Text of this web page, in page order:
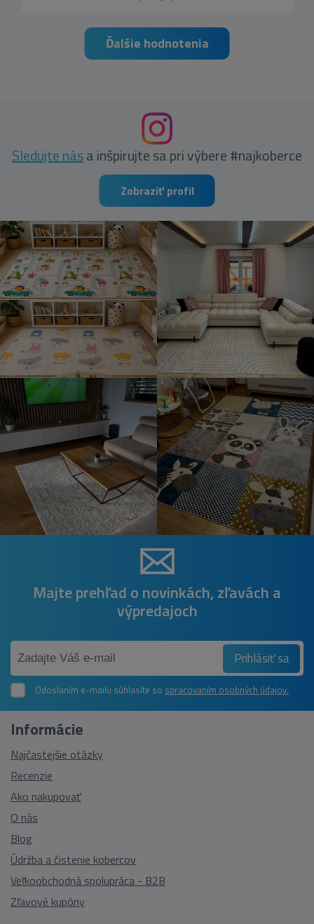
Ďalšie hodnotenia
Sledujte nása inšpirujte sa pri výbere #najkoberce
Zobraziť profil
Majte prehľad o novinkách, zľavách a
výpredajoch
Prihlásiť sa
Odoslaním e-mailu súhlasíte so spracovaním osobných údajov.
Informácie
Najčastejšie otázky
Recenzie
Ako nakupovať
O nás
Blog
Údržba a čistenie kobercov
Veľkoobchodná spolupráca - B2B
Zľavové kupóny